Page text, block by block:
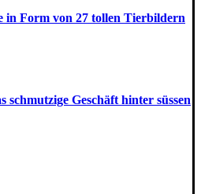
in Form von 27 tollen Tierbildern
Geschäft hinter süssen